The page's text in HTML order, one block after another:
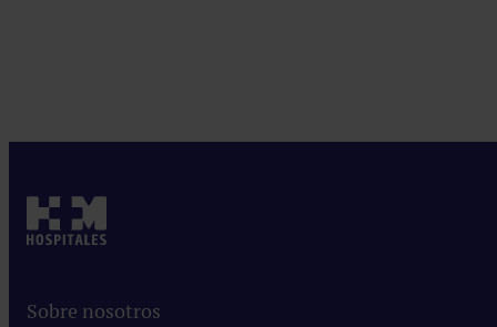
Pedir cita
Sobre nosotros